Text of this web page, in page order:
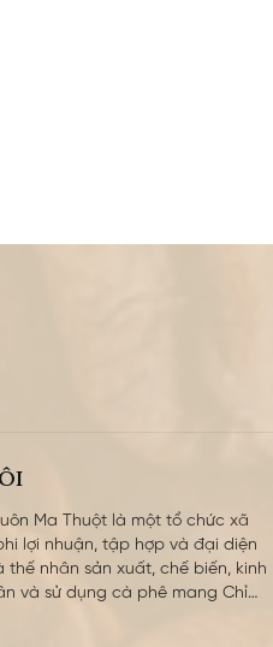
Ma Thuột là một tổ chức xã
tập hợp và đại diện
thế nhân sản xuất, chế biến, kinh
và sử dụng cà phê mang Chỉ
10 tháng 9 năm 2010 trên cơ sở